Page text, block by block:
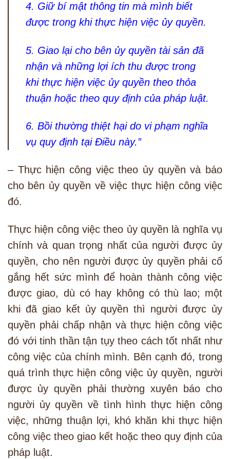
4. Giữ bí mật thông tin mà mình biết
được trong khi thực hiện việc ủy quyền.
5. Giao lại cho bên ủy quyền tài sản đã
nhận và những lợi ích thu được trong
khi thực hiện việc ủy quyền theo thỏa
thuận hoặc theo quy định của pháp luật.
6. Bồi thường thiệt hại do vi phạm nghĩa
vụ quy định tại Điều này.”
– Thực hiện công việc theo ủy quyền và báo
cho bên ủy quyền về việc thực hiện công việc
đó.
Thực hiện công việc theo ủy quyền là nghĩa vụ
chính và quan trọng nhất của người được ủy
quyền, cho nên người được ủy quyền phải cố
gắng hết sức mình để hoàn thành công việc
được giao, dù có hay không có thù lao; một
khi đã giao kết ủy quyền thì người được ủy
quyền phải chấp nhận và thực hiện công việc
đó với tinh thần tận tụy theo cách tốt nhất như
công việc của chính mình. Bên cạnh đó, trong
quá trình thực hiện công việc ủy quyền, người
được ủy quyền phải thường xuyên báo cho
người ủy quyền về tình hình thực hiện công
việc, những thuận lợi, khó khăn khi thực hiện
công việc theo giao kết hoặc theo quy định của
pháp luật.